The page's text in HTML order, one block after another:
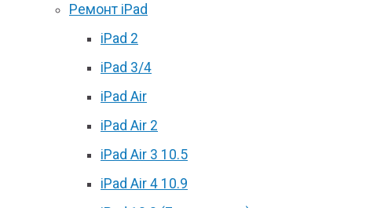
Ремонт iPad
iPad 2
iPad 3/4
iPad Air
iPad Air 2
iPad Air 3 10.5
iPad Air 4 10.9